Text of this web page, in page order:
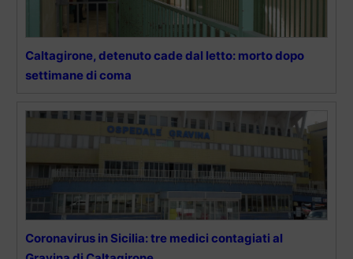
Caltagirone, detenuto cade dal letto: morto dopo
settimane di coma
Coronavirus in Sicilia: tre medici contagiati al